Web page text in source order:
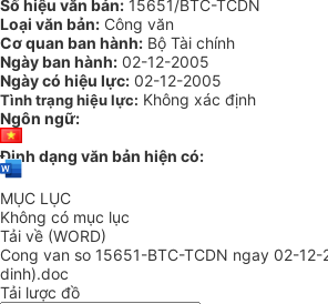
Số hiệu văn bản: 15651/BTC-TCDN
Loại văn bản: Công văn
Cơ quan ban hành: Bộ Tài chính
Ngày ban hành: 02-12-2005
Ngày có hiệu lực: 02-12-2005
Tình trạng hiệu lực: Không xác định
Ngôn ngữ:
Định dạng văn bản hiện có:
MỤC LỤC
Không có mục lục
Tải về (WORD)
Cong van so 15651-BTC-TCDN ngay 02-
dinh).doc
Tải lược đồ